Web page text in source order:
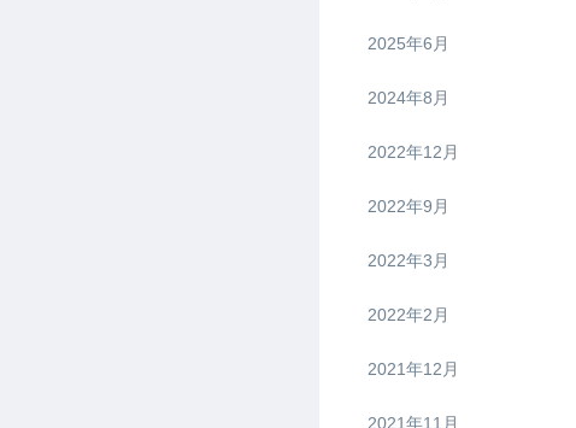
2025年6月
2024年8月
2022年12月
2022年9月
2022年3月
2022年2月
2021年12月
2021年11月